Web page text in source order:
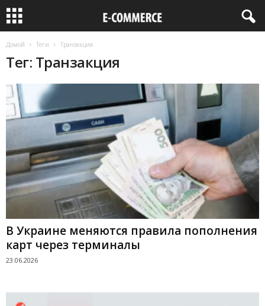
Домой Теги Транзакция
Тег: Транзакция
В Украине меняются правила пополнения
карт через терминалы
23.06.2026